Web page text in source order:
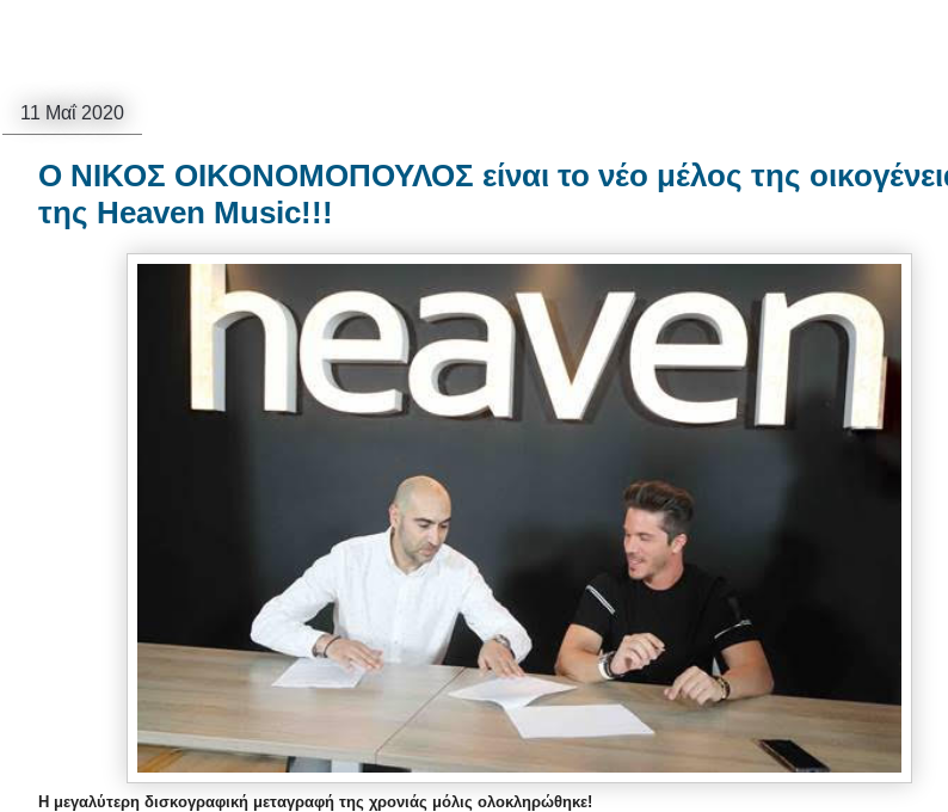
11 Μαΐ 2020
Ο ΝΙΚΟΣ ΟΙΚΟΝΟΜΟΠΟΥΛΟΣ είναι το νέο μέλος της
της Heaven Music!!!
Η μεγαλύτερη δισκογραφική μεταγραφή της χρονιάς μόλις ολοκληρώθηκε!